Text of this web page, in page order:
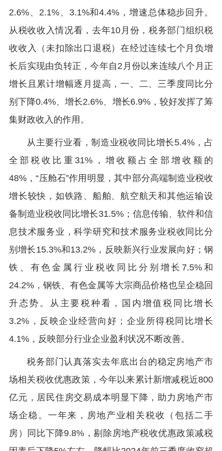
2.6%、2.1%、3.1%和4.4%，增速总体稳步回升。
从税收收入情况看，去年10月份，税务部门组织税
收收入（未扣除出口退税）在经过连续七个月负增
长后实现由负转正，今年自2月份以来连续八个月正
增长且累计增幅逐月提高，一、二、三季度同比分
别下降0.4%、增长2.6%、增长6.9%，较好发挥了筹
集财政收入的作用。
从主要行业看，制造业税收同比增长5.4%，占
全部税收比重31%，增收额占全部增收额的
48%，“压舱石”作用明显，其中部分高端制造业税收
增长较快，如铁路、船舶、航空航天和其他运输设
备制造业税收同比增长31.5%；信息传输、软件和信
息技术服务业，科学研究和技术服务业税收同比分
别增长15.3%和13.2%，反映新兴行业发展向好；钢
铁、有色金属行业税收同比分别增长7.5%和
24.2%，钢铁、有色金属等大宗商品价格也呈企稳回
升态势。从主要税种看，国内增值税同比增长
3.2%，反映企业经营向好；企业所得税同比增长
4.1%，反映部分行业企业盈利状况不断改善。
税务部门认真落实去年底出台的稳定房地产市
场相关税收优惠政策，今年以来累计新增减税近800
亿元，居民住房交易成本明显下降，助力房地产市
场企稳。一年来，房地产业相关税收（包括二手
房）同比下降9.8%，剔除房地产税收优惠政策减税